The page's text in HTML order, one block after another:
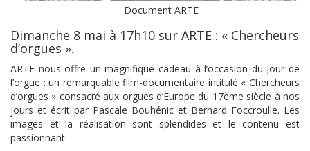
Document ARTE
Dimanche 8 mai à 17h10 sur ARTE : « Chercheurs
d’orgues ».
ARTE nous offre un magnifique cadeau à l’occasion du Jour de
l’orgue : un remarquable film-documentaire intitulé « Chercheurs
d’orgues » consacré aux orgues d’Europe du 17ème siècle à nos
jours et écrit par Pascale Bouhénic et Bernard Foccroulle. Les
images et la réalisation sont splendides et le contenu est
passionnant.